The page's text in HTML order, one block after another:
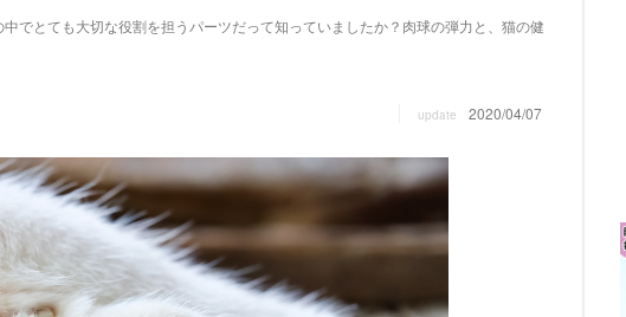
でとても大切な役割を担うパーツだって知っていましたか？肉球の弾力と、猫の健
update 2020/04/07